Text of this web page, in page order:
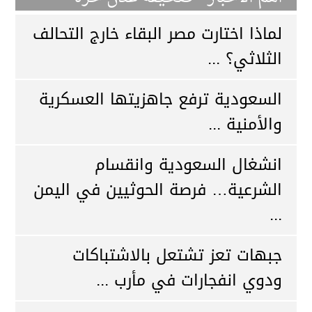
لماذا اختارت مصر البقاء خارج التحالف
الثلاثي؟ ...
السعودية ترفع جاهزيتها العسكرية
والأمنية ...
انشغال السعودية وانقسام
الشرعية… فرصة الحوثيين في اليمن
...
جبهات تعز تشتعل بالاشتباكات
ودوي انفجارات في مأرب ...